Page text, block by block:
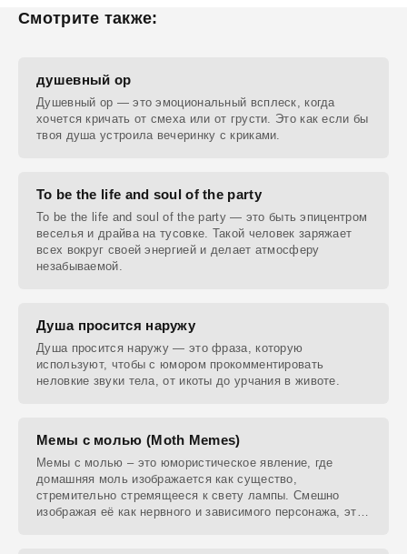
Смотрите также:
душевный ор
Душевный ор — это эмоциональный всплеск, когда
хочется кричать от смеха или от грусти. Это как если бы
твоя душа устроила вечеринку с криками.
To be the life and soul of the party
To be the life and soul of the party — это быть эпицентром
веселья и драйва на тусовке. Такой человек заряжает
всех вокруг своей энергией и делает атмосферу
незабываемой.
Душа просится наружу
Душа просится наружу — это фраза, которую
используют, чтобы с юмором прокомментировать
неловкие звуки тела, от икоты до урчания в животе.
Мемы с молью (Moth Memes)
Мемы с молью – это юмористическое явление, где
домашняя моль изображается как существо,
стремительно стремящееся к свету лампы. Смешно
изображая её как нервного и зависимого персонажа, эти